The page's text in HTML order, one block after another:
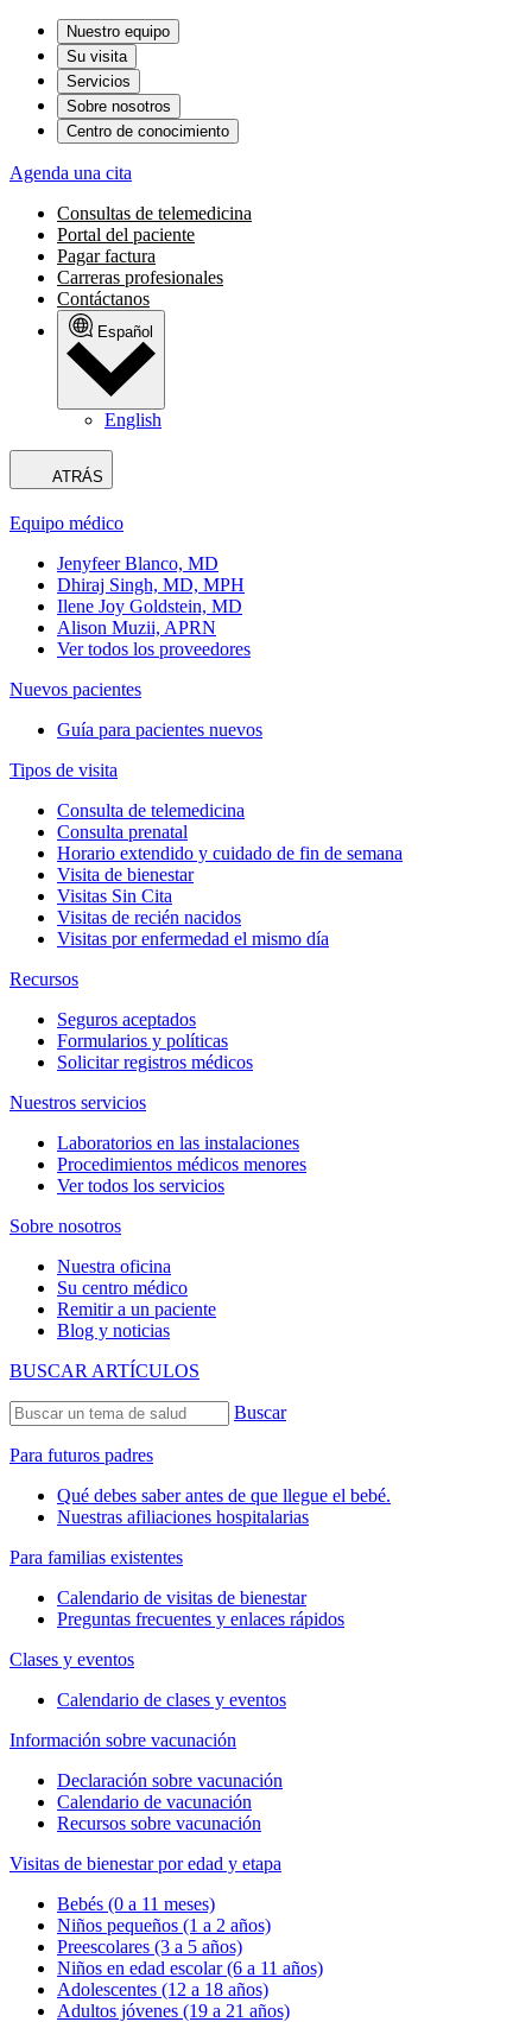
Nuestro equipo
Su visita
Servicios
Sobre nosotros
Centro de conocimiento
Agenda una cita
Consultas de telemedicina
Portal del paciente
Pagar factura
Carreras profesionales
Contáctanos
Español
English
ATRÁS
Equipo médico
Jenyfeer Blanco, MD
Dhiraj Singh, MD, MPH
Ilene Joy Goldstein, MD
Alison Muzii, APRN
Ver todos los proveedores
Nuevos pacientes
Guía para pacientes nuevos
Tipos de visita
Consulta de telemedicina
Consulta prenatal
Horario extendido y cuidado de fin de semana
Visita de bienestar
Visitas Sin Cita
Visitas de recién nacidos
Visitas por enfermedad el mismo día
Recursos
Seguros aceptados
Formularios y políticas
Solicitar registros médicos
Nuestros servicios
Laboratorios en las instalaciones
Procedimientos médicos menores
Ver todos los servicios
Sobre nosotros
Nuestra oficina
Su centro médico
Remitir a un paciente
Blog y noticias
BUSCAR ARTÍCULOS
Buscar
Para futuros padres
Qué debes saber antes de que llegue el bebé.
Nuestras afiliaciones hospitalarias
Para familias existentes
Calendario de visitas de bienestar
Preguntas frecuentes y enlaces rápidos
Clases y eventos
Calendario de clases y eventos
Información sobre vacunación
Declaración sobre vacunación
Calendario de vacunación
Recursos sobre vacunación
Visitas de bienestar por edad y etapa
Bebés (0 a 11 meses)
Niños pequeños (1 a 2 años)
Preescolares (3 a 5 años)
Niños en edad escolar (6 a 11 años)
Adolescentes (12 a 18 años)
Adultos jóvenes (19 a 21 años)